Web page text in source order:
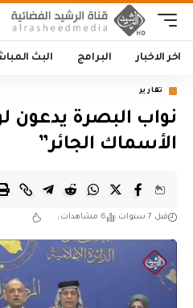
اخر الاخبار البرامج البث
تقارير
نواب البصرة
الأسماك الجائر”
قبل 7 سنوات 6 مشاهدات